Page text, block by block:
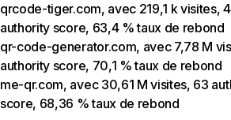
qrcode-tiger.com, avec 219,1 k visites,
authority score, 63,4 % taux de rebond
qr-code-generator.com, avec 7,78 M
authority score, 70,1 % taux de rebond
me-qr.com, avec 30,61 M visites, 63
score, 68,36 % taux de rebond